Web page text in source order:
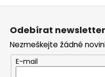
Z
Odebírat newsletter
Nezmeškejte žádné
E-mail